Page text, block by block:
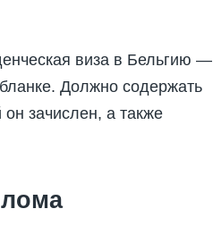
виза в Бельгию —
Должно содержать
зачислен, а также